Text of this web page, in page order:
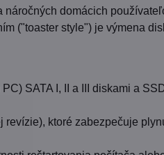
náročných domácich
("toaster style") je výmena
SATA I, II a III diskami a
revízie), ktoré zabezpečuje